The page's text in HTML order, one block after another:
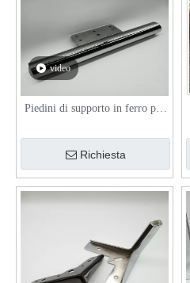
video
Piedini di supporto in ferro per
prezzo di fabbrica
Richiesta